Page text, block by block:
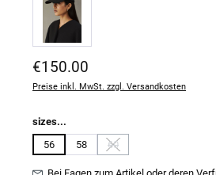
Regulärer Preis:
€150.00
Preise inkl. MwSt. zzgl. Versandkosten
sizes...
56
58 60
(Diese Option ist zurzeit